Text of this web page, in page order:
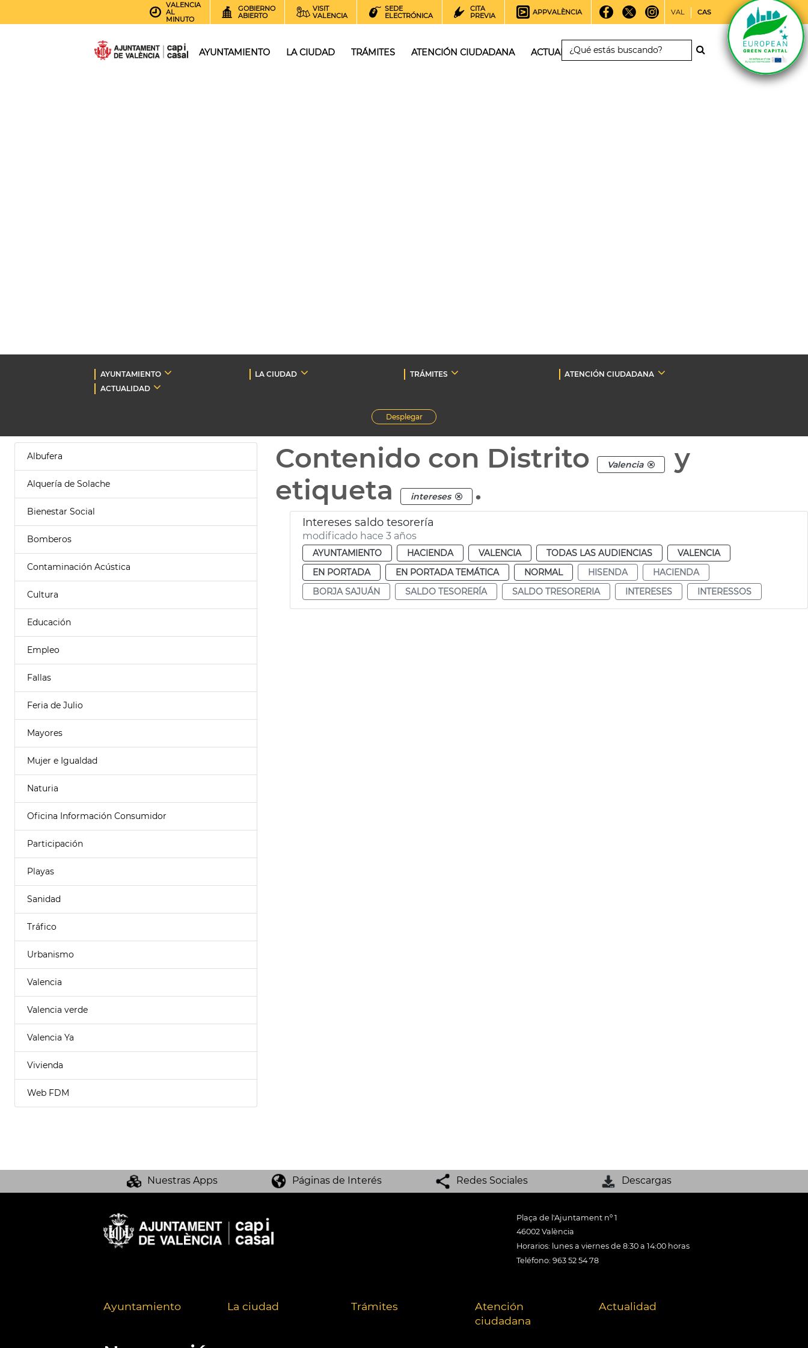
VALENCIA
AL
MINUTO
GOBIERNO
ABIERTO
VISIT
VALENCIA
SEDE
ELECTRÓNICA
CITA
PREVIA
APPVALÈNCIA VAL CAS
AYUNTAMIENTO LA CIUDAD TRÁMITES ATENCIÓN CIUDADANA ACTUALIDAD
AYUNTAMIENTO LA CIUDAD TRÁMITES
ATENCIÓN CIUDADANA
ACTUALIDAD
Desplegar
Albufera
Alquería de Solache
Bienestar Social
Bomberos
Contaminación Acústica
Cultura
Educación
Empleo
Fallas
Feria de Julio
Mayores
Mujer e Igualdad
Naturia
Oficina Información Consumidor
Participación
Playas
Sanidad
Tráfico
Urbanismo
Valencia
Valencia verde
Valencia Ya
Vivienda
Web FDM
Contenido con Distrito Valencia
y
etiqueta
intereses .
Intereses saldo tesorería
modificado hace 3 años
AYUNTAMIENTO HACIENDA VALENCIA TODAS LAS AUDIENCIAS
VALENCIA
EN PORTADA
EN PORTADA TEMÁTICA NORMAL HISENDA
HACIENDA
BORJA SAJUÁN
SALDO TESORERÍA SALDO TRESORERIA INTERESES INTERESSOS
Nuestras Apps Páginas de Interés Redes Sociales Descargas
Plaça de l'Ajuntament nº 1
46002 València
Horarios: lunes a viernes de 8:30 a 14:00 horas
Teléfono: 963 52 54 78
Ayuntamiento La ciudad Trámites
Atención
ciudadana
Actualidad